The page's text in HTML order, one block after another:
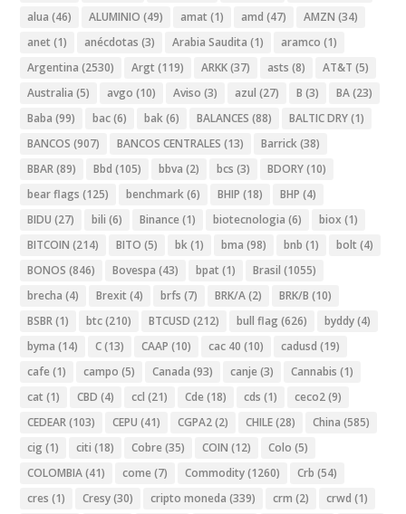
alua (46) ALUMINIO (49) amat (1) amd (47) AMZN (34)
anet (1) anécdotas (3) Arabia Saudita (1) aramco (1)
Argentina (2530) Argt (119) ARKK(37) asts (8) AT&T (5)
Australia (5) avgo (10) Aviso (3) azul (27) B (3) BA(23)
Baba (99) bac(6) bak(6) BALANCES (88) BALTIC DRY(1)
BANCOS (907) BANCOS CENTRALES (13) Barrick(38)
BBAR(89) Bbd (105) bbva (2) bcs (3) BDORY(10)
bear flags (125) benchmark(6) BHIP (18) BHP (4)
BIDU (27) bili (6) Binance (1) biotecnologia (6) biox (1)
BITCOIN (214) BITO (5) bk(1) bma (98) bnb (1) bolt (4)
BONOS (846) Bovespa (43) bpat (1) Brasil (1055)
brecha (4) Brexit (4) brfs (7) BRK/A(2) BRK/B (10)
BSBR(1) btc(210) BTCUSD (212) bull flag (626) byddy(4)
byma (14) C(13) CAAP (10) cac 40 (10) cadusd (19)
cafe (1) campo (5) Canada (93) canje (3) Cannabis (1)
cat (1) CBD (4) ccl (21) Cde (18) cds (1) ceco2(9)
CEDEAR(103) CEPU (41) CGPA2(2) CHILE(28) China (585)
cig (1) citi (18) Cobre (35) COIN (12) Colo (5)
COLOMBIA(41) come (7) Commodity(1260) Crb (54)
cres (1) Cresy(30) cripto moneda (339) crm (2) crwd (1)